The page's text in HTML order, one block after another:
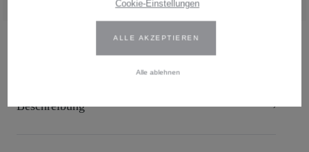
Beschreibung
Informationen finden Sie in unserer Datenschutzbestimmungen.
Geben Sie Ihre Zustimmung oder bearbeiten Sie die Cookie-
Einstellungen, um festzulegen, wie Ihre gesammelten Daten
verwendet werden können. Sie können Ihre Einwilligung jederzeit
Cookie-Einstellungen
Alle ablehnen
ALLE AKZEPTIEREN